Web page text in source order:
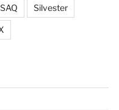
SAQ Silvester